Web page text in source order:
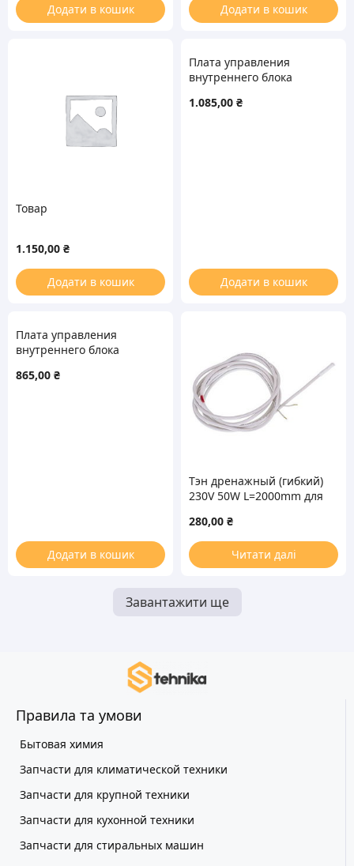
Додати в кошик Додати в кошик
Товар
1.150,00 ₴
Додати в кошик
Плата управления
внутреннего блока
Cooper&Hunter (C&H)
1.085,00 ₴
Додати в кошик
Плата управления
внутреннего блока
Cooper&Hunter (C&H)
865,00 ₴
Додати в кошик
Тэн дренажный (гибкий)
230V 50W L=2000mm для
280,00 ₴
Читати далі
Завантажити ще
Правила та умови
Бытовая химия
Запчасти для климатической техники
Запчасти для крупной техники
Запчасти для кухонной техники
Запчасти для стиральных машин